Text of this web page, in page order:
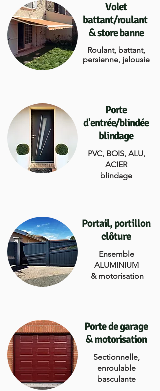
Volet
battant/roulant
&store banne
Roulant, battant,
persienne, jalousie
Porte
d'entrée/blindée
blindage
PVC, BOIS, ALU,
ACIER
blindage
Portail, portillon
clôture
Ensemble
ALUMINIUM
& motorisation
Porte de garage
&motorisation
Sectionnelle,
enroulable
basculante